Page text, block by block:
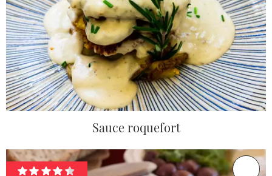
Sauce roquefort